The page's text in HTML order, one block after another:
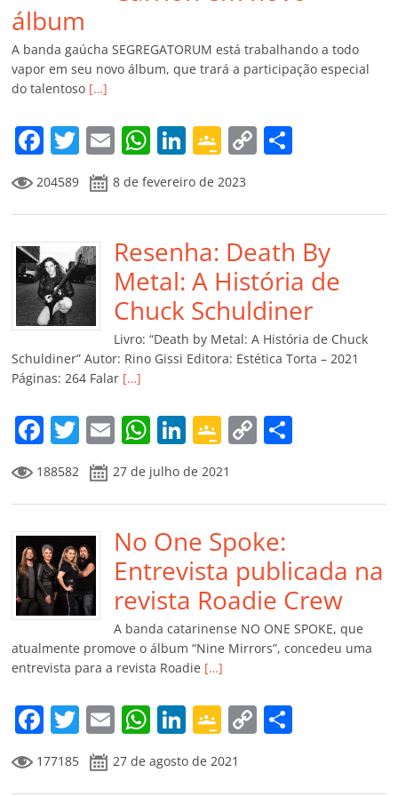
álbum
A banda gaúcha SEGREGATORUM está trabalhando a todo
vapor em seu novo álbum, que trará a participação especial
do talentoso […]
F
a
c
e
b
o
o
k
T
w
itt
er
E
m
ai
l
W
at
s
A
p
p
Li
k
e
dI
n
G
o
o
gl
e
Cl
a
ss
ro
m
C
y
Li
n
k
p
ar
til
h
ar
204589 8 de fevereiro de 2023
Resenha: Death By
Metal: A História de
Chuck Schuldiner
Livro: “Death by Metal: A História de Chuck
Schuldiner” Autor: Rino Gissi Editora: Estética Torta – 2021
Páginas: 264 Falar […]
F
a
c
e
b
o
o
k
T
w
itt
er
E
m
ai
l
W
h
at
s
A
p
p
Li
n
k
e
dI
n
G
o
o
gl
e
Cl
a
ss
ro
o
m
C
y
Li
n
k
p
til
h
ar
188582 27 de julho de 2021
No One Spoke:
Entrevista publicada na
revista Roadie Crew
A banda catarinense NO ONE SPOKE, que
atualmente promove o álbum “Nine Mirrors”, concedeu uma
entrevista para a revista Roadie […]
F
a
c
T
w
itt
E
m
ai
W
at
Li
n
k
G
o
o
C
177185 27 de agosto de 2021